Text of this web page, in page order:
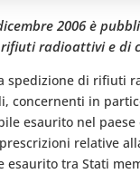
2006 è
radioattivi e di
spedizione di
concernenti in
esaurito nel
relative
tra Stati